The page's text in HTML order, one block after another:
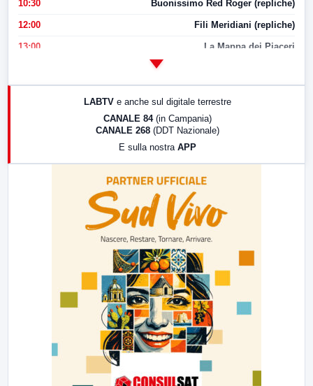
10:30 Buonissimo Red Roger (repliche)
12:00 Fili Meridiani (repliche)
13:00 La Mappa dei Piaceri
17:00 LabNews (replica)
LABTV e anche sul digitale terrestre
CANALE 84 (in Campania)
CANALE 268 (DDT Nazionale)
E sulla nostra APP